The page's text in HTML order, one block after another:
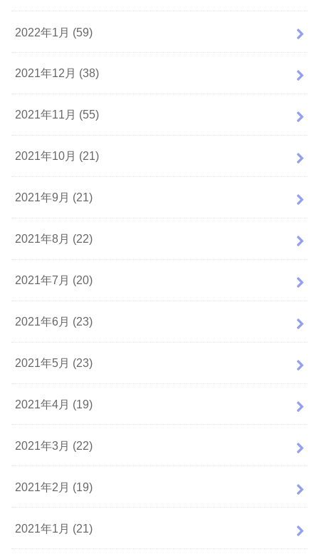
2022年1月 (59)
2021年12月 (38)
2021年11月 (55)
2021年10月 (21)
2021年9月 (21)
2021年8月 (22)
2021年7月 (20)
2021年6月 (23)
2021年5月 (23)
2021年4月 (19)
2021年3月 (22)
2021年2月 (19)
2021年1月 (21)